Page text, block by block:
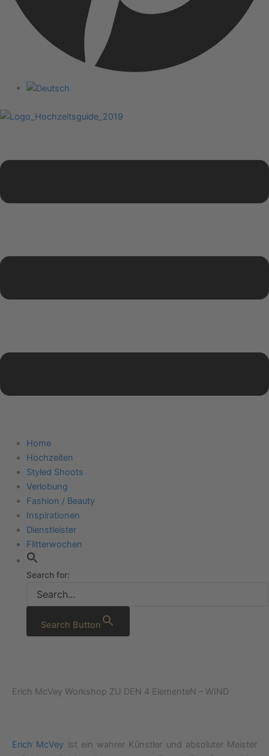
Home
Hochzeiten
Styled Shoots
Verlobung
Fashion / Beauty
Inspirationen
Dienstleister
Flitterwochen
Search for:
Search Button
Erich McVey Workshop ZU DEN 4 ElementeN – WIND
Erich McVey ist ein wahrer Künstler und absoluter Meister